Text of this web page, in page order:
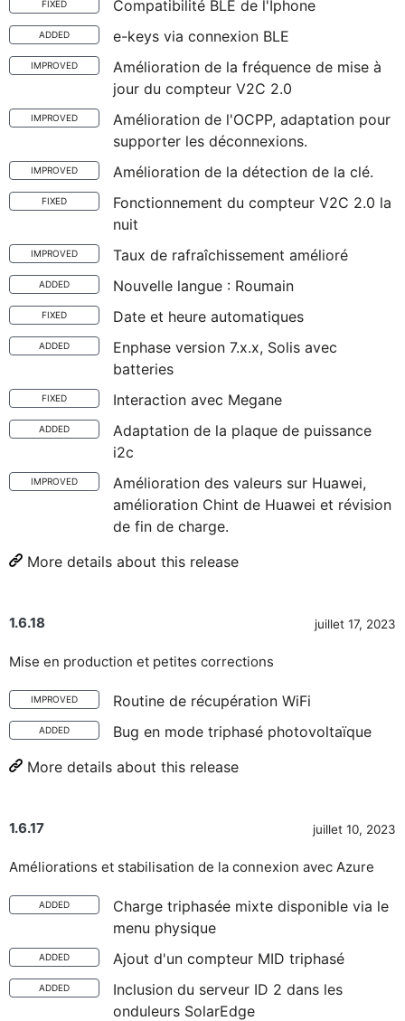
FIXED Compatibilité BLE de l'Iphone
ADDED e-keys via connexion BLE
IMPROVED
Amélioration de la fréquence de mise à
jour du compteur V2C 2.0
IMPROVED
Amélioration de l'OCPP, adaptation pour
supporter les déconnexions.
IMPROVED Amélioration de la détection de la clé.
FIXED
Fonctionnement du compteur V2C 2.0 la
nuit
IMPROVED Taux de rafraîchissement amélioré
ADDED Nouvelle langue : Roumain
FIXED Date et heure automatiques
ADDED
Enphase version 7.x.x, Solis avec
batteries
FIXED Interaction avec Megane
ADDED
Adaptation de la plaque de puissance
i2c
IMPROVED
Amélioration des valeurs sur Huawei,
amélioration Chint de Huawei et révision
de fin de charge.
More details about this release
1.6.18 juillet 17, 2023
Mise en production et petites corrections
IMPROVED Routine de récupération WiFi
ADDED
Bug en mode triphasé photovoltaïque
More details about this release
1.6.17 juillet 10, 2023
Améliorations et stabilisation de la connexion avec Azure
ADDED
Charge triphasée mixte disponible via le
menu physique
ADDED Ajout d'un compteur MID triphasé
ADDED
Inclusion du serveur ID 2 dans les
onduleurs SolarEdge